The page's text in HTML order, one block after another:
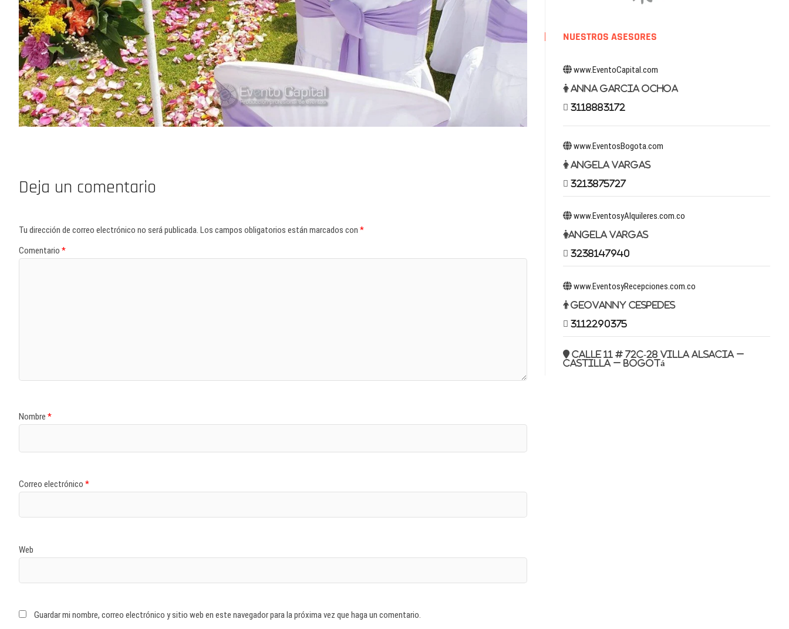
Deja un comentario
Tu dirección de correo electrónico no será publicada. Los campos obligatorios están marcados con *
Comentario *
Nombre *
Correo electrónico *
Web
Guardar mi nombre, correo electrónico y sitio web en este navegador para la próxima vez que haga un comentario.
NUESTROS ASESORES
www.EventoCapital.com
Anna Garcia Ochoa
3118883172
www.EventosBogota.com
Angela Vargas
3213875727
www.EventosyAlquileres.com.co
Angela Vargas
3238147940
www.EventosyRecepciones.com.co
Geovanny Cespedes
3112290375
Calle 11 # 72c-28 Villa Alsacia –
Castilla – Bogotá